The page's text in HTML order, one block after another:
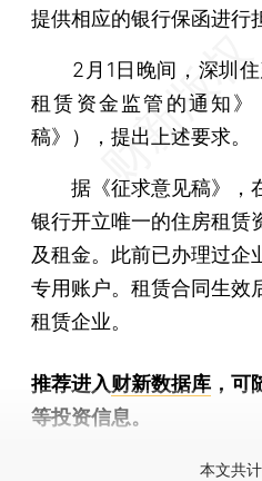
提供相应的银行保函进行
2月1日晚间，深圳住
租赁资金监管的通知
稿》），提出上述要求。
据《征求意见稿》，在
银行开立唯一的住房租赁
及租金。此前已办理过企
专用账户。租赁合同生效
租赁企业。
推荐进入财新数据库 ，
等投资信息。
本文共